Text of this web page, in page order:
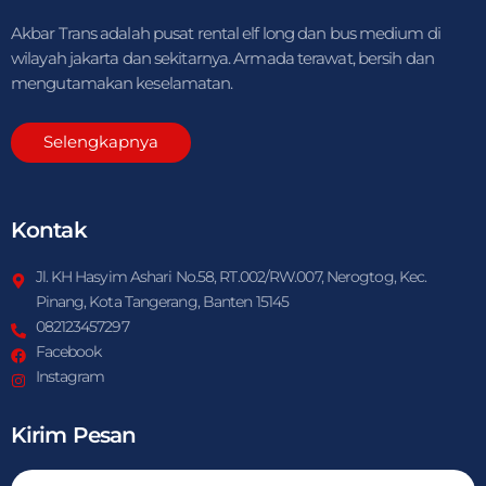
Akbar Trans adalah pusat rental elf long dan bus medium di
wilayah jakarta dan sekitarnya. Armada terawat, bersih dan
mengutamakan keselamatan.
Selengkapnya
Kontak
Jl. KH Hasyim Ashari No.58, RT.002/RW.007, Nerogtog, Kec.
Pinang, Kota Tangerang, Banten 15145
082123457297
Facebook
Instagram
Kirim Pesan